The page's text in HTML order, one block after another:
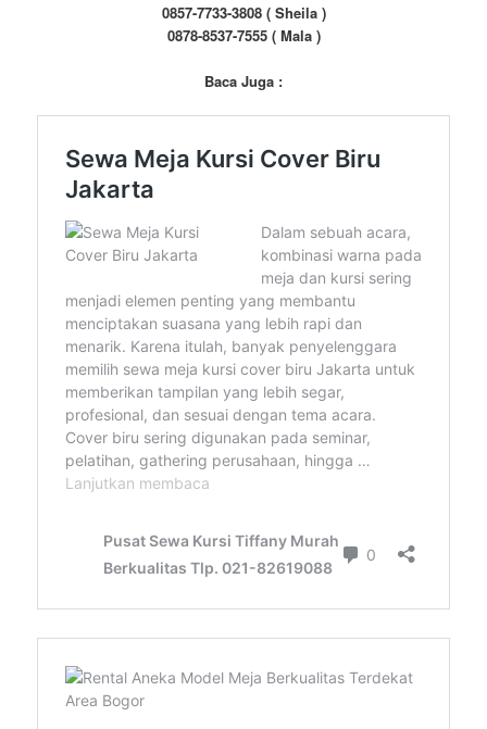
0857-7733-3808 ( Sheila )
0878-8537-7555 ( Mala )
Baca Juga :